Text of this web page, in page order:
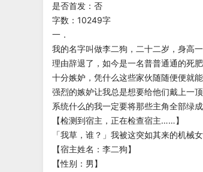
是否首发：否
字数：10249字
一．
我的名字叫做李二狗，二十二岁，身高
理由辞退了，如今是一名普普通通的死
十分嫉妒，凭什么这些家伙随随便便就
强烈的嫉妒让我总是想要给他们戴上一
系统什么的我一定要将那些主角全部绿成
【检测到宿主，正在检查宿主……】
「我草，谁？」我被这突如其来的机械
【宿主姓名：李二狗】
【性别：男】